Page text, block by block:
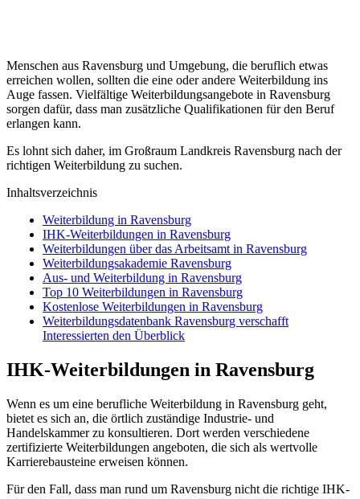
Menschen aus Ravensburg und Umgebung, die beruflich etwas
erreichen wollen, sollten die eine oder andere Weiterbildung ins
Auge fassen. Vielfältige Weiterbildungsangebote in Ravensburg
sorgen dafür, dass man zusätzliche Qualifikationen für den Beruf
erlangen kann.
Es lohnt sich daher, im Großraum Landkreis Ravensburg nach der
richtigen Weiterbildung zu suchen.
Inhaltsverzeichnis
Weiterbildung in Ravensburg
IHK-Weiterbildungen in Ravensburg
Weiterbildungen über das Arbeitsamt in Ravensburg
Weiterbildungsakademie Ravensburg
Aus- und Weiterbildung in Ravensburg
Top 10 Weiterbildungen in Ravensburg
Kostenlose Weiterbildungen in Ravensburg
Weiterbildungsdatenbank Ravensburg verschafft
Interessierten den Überblick
IHK-Weiterbildungen in Ravensburg
Wenn es um eine berufliche Weiterbildung in Ravensburg geht,
bietet es sich an, die örtlich zuständige Industrie- und
Handelskammer zu konsultieren. Dort werden verschiedene
zertifizierte Weiterbildungen angeboten, die sich als wertvolle
Karrierebausteine erweisen können.
Für den Fall, dass man rund um Ravensburg nicht die richtige IHK-